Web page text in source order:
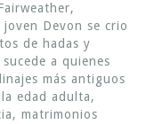
Devon se crio
de hadas y
a quienes
más antiguos
edad adulta,
matrimonios